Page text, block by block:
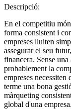
Descripció:
En el competitiu
forma consistent i
empreses lluiten
assegurar el seu
financera. Sense
probablement la
empreses
terme una bona
màrqueting
global d'una empresa.